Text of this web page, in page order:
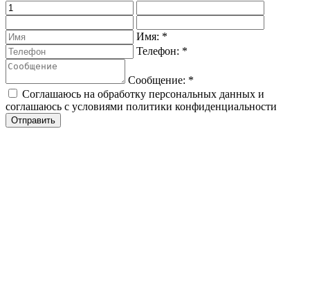
Имя: *
Телефон: *
Сообщение: *
Соглашаюсь на обработку персональных данных и
соглашаюсь с условиями политики конфиденциальности